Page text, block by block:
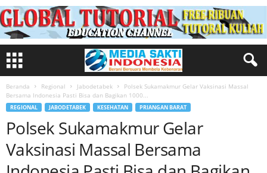
Beranda Regional Jabodetabek
Polsek Sukamakmur Gelar Vaksinasi Massal
Bersama Indonesia Pasti Bisa dan Bagikan 1000...
REGIONAL JABODETABEK KESEHATAN PRIANGAN BARAT
Polsek Sukamakmur Gelar
Vaksinasi Massal Bersama